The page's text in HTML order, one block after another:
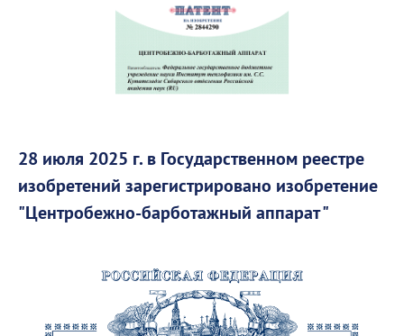
28 июля 2025 г. в Государственном реестре
изобретений зарегистрировано изобретение
"Центробежно-барботажный аппарат "